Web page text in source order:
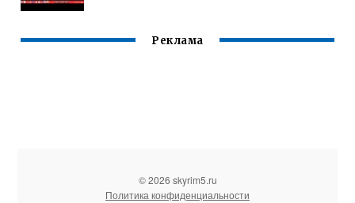
Реклама
© 2026 skyrim5.ru
Политика конфиденциальности